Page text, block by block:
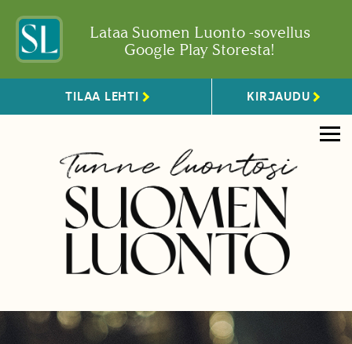
Lataa Suomen Luonto -sovellus
Google Play Storesta!
TILAA LEHTI KIRJAUDU